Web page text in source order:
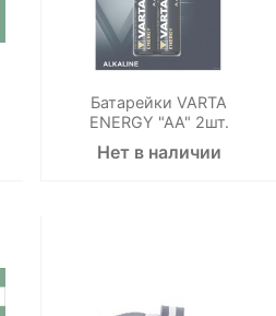
Батарейки VARTA
ENERGY "AA" 2шт.
Нет в наличии